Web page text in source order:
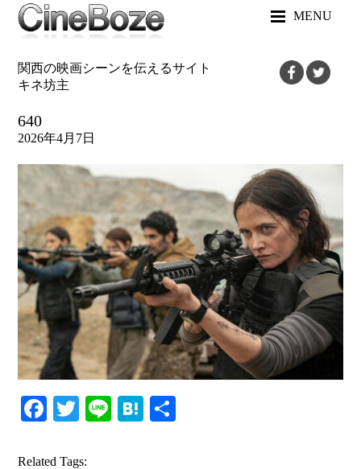
MENU
関西の映画シーンを伝えるサイト
キネ坊主
640
2026年4月7日
Facebook
TwitterLineHatena
Related Tags: